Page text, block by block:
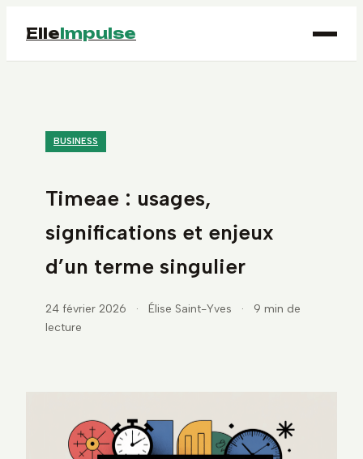
ElleImpulse
BUSINESS
Timeae : usages,
significations et enjeux
d’un terme singulier
24 février 2026 · Élise Saint-Yves ·
9 min de
lecture